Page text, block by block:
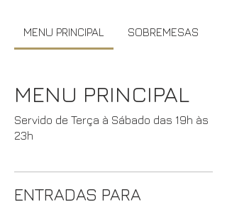
MENU PRINCIPAL SOBREMESAS
MENU PRINCIPAL
Servido de Terça à Sábado das 19h às
23h
ENTRADAS PARA